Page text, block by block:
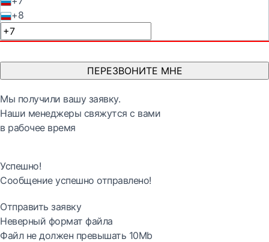
+8
ПЕРЕЗВОНИТЕ МНЕ
Мы получили вашу заявку.
Наши менеджеры свяжутся с вами
в рабочее время
Успешно!
Сообщение успешно отправлено!
Отправить заявку
Неверный формат файла
Файл не должен превышать 10Mb